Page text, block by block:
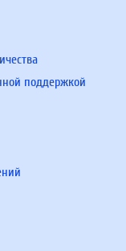
поддержкой